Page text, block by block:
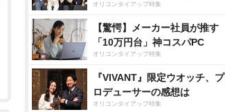
オリコンタイアップ特集
【驚愕】メーカー社員が推す
「10万円台」神コスパPC
オリコンタイアップ特集
『VIVANT』限定ウオッチ、プ
ロデューサーの感想は
オリコンタイアップ特集